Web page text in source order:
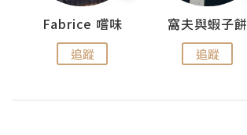
Fabrice 嚐味
追蹤
窩夫與蝦子餅
追蹤